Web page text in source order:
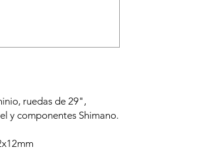
ruedas de 29",
y componentes Shimano.